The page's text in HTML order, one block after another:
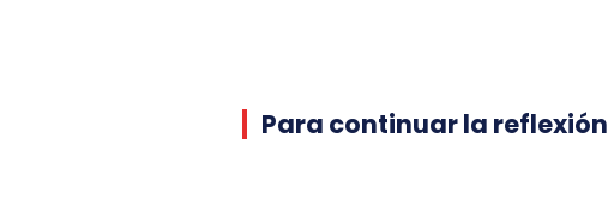
Para continuar la reflexión